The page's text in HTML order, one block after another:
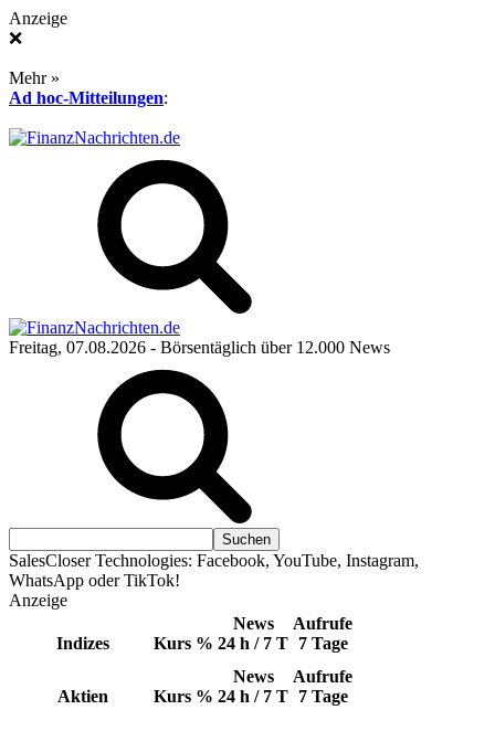
Anzeige
❌
Mehr »
Ad hoc-Mitteilungen:
Freitag, 07.08.2026 - Börsentäglich über 12.000 News
SalesCloser Technologies: Facebook, YouTube, Instagram,
WhatsApp oder TikTok!
Anzeige
Indizes Kurs %
News
24 h / 7 T
Aufrufe
7 Tage
Aktien Kurs %
News
24 h / 7 T
Aufrufe
7 Tage